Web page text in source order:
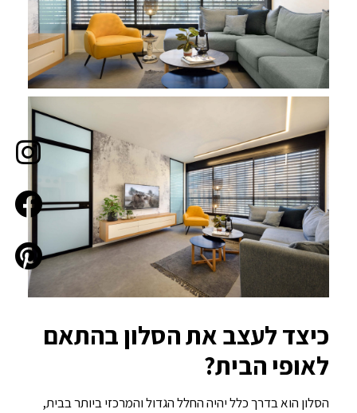
כיצד לעצב את הסלון בהתאם
לאופי הבית?
הסלון הוא בדרך כלל יהיה החלל הגדול והמרכזי ביותר בבית,